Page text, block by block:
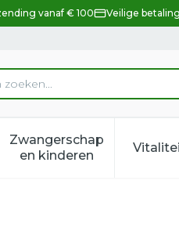
vanaf € 100 Veilige
verzorging en hygiëne
voor Dieet, voeding
Zwangerschap
en kinderenToon submenu